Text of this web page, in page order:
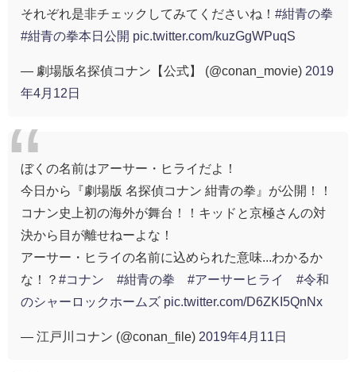
それぞれ是非チェックしてみてくださいね！ #紺青の拳
#紺青の拳本日公開 pic.twitter.com/kuzGgWPuqS
— 劇場版名探偵コナン【公式】 (@conan_movie) 2019
年4月12日
ぼくの名前はアーサー・ヒライだよ！
今日から『劇場版 名探偵コナン 紺青の拳』が公開！！
コナン史上初の海外が舞台！！キッドと京極さんの対
決から目が離せねーよな！
アーサー・ヒライの名前に込められた意味...わかるか
な！？ #コナン #紺青の拳 #アーサーヒライ
#令和
のシャーロックホームズ pic.twitter.com/D6ZKI5QnNx
— 江戸川コナン (@conan_file) 2019年4月11日